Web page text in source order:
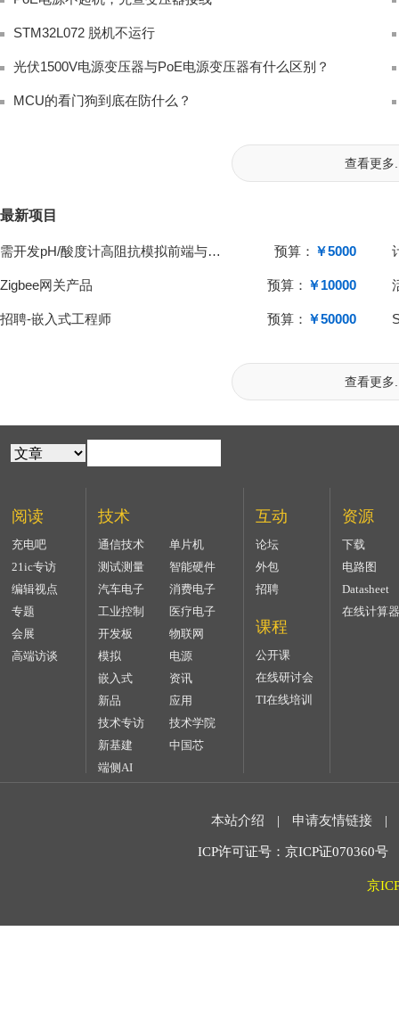
STM32L072 脱机不运行
光伏1500V电源变压器与PoE电源变压器有什么区别？
MCU的看门狗到底在防什么？
查看更多
最新项目
需开发pH/酸度计高阻抗模拟前端与单片机系统 预算： ￥5000
Zigbee网关产品 预算： ￥10000
招聘-嵌入式工程师 预算： ￥50000
查看更多
阅读
充电吧
21ic专访
编辑视点
专题
会展
高端访谈
技术
通信技术
单片机
测试测量
智能硬件
汽车电子
消费电子
工业控制
医疗电子
开发板
物联网
模拟
电源
嵌入式
资讯
新品
应用
技术专访
技术学院
新基建
中国芯
端侧AI
互动
论坛
外包
招聘
课程
公开课
在线研讨会
TI在线培训
资源
下载
电路图
Datasheet
在线计算器
本站介绍 | 申请友情链接 |
ICP许可证号：京ICP证070360
京